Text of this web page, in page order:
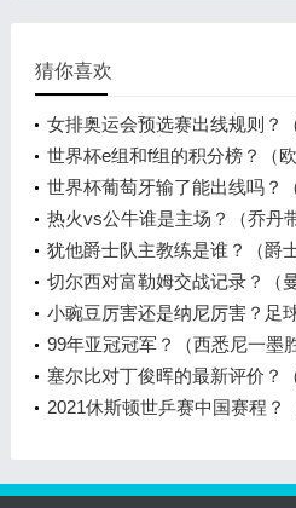
猜你喜欢
女排奥运会预选赛出线规则？
规则？）
世界杯e组和f组的积分榜？（
则？）
世界杯葡萄牙输了能出线吗？
绍？）
热火vs公牛谁是主场？（乔丹
火？）
犹他爵士队主教练是谁？（爵
切尔西对富勒姆交战记录？（
绩？）
小豌豆厉害还是纳尼厉害？足
南德斯实力如何？）
99年亚冠冠军？（西悉尼一墨
塞尔比对丁俊晖的最新评价？
分最后谁赢了？）
2021休斯顿世乒赛中国赛程？